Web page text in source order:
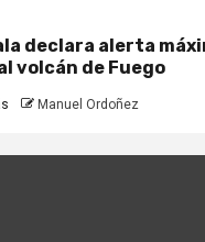
declara alerta
volcán de Fuego
Manuel Ordoñez